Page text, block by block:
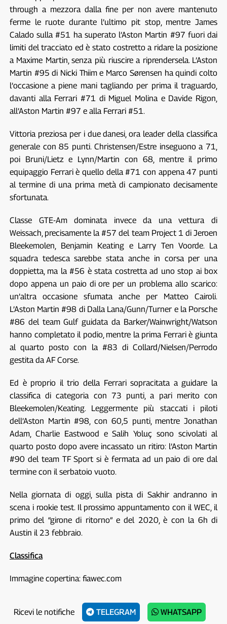
through a mezzora dalla fine per non avere mantenuto
ferme le ruote durante l’ultimo pit stop, mentre James
Calado sulla #51 ha superato l’Aston Martin #97 fuori dai
limiti del tracciato ed è stato costretto a ridare la posizione
a Maxime Martin, senza più riuscire a riprendersela. L’Aston
Martin #95 di Nicki Thiim e Marco Sørensen ha quindi colto
l’occasione a piene mani tagliando per prima il traguardo,
davanti alla Ferrari #71 di Miguel Molina e Davide Rigon,
all’Aston Martin #97 e alla Ferrari #51.
Vittoria preziosa per i due danesi, ora leader della classifica
generale con 85 punti. Christensen/Estre inseguono a 71,
poi Bruni/Lietz e Lynn/Martin con 68, mentre il primo
equipaggio Ferrari è quello della #71 con appena 47 punti
al termine di una prima metà di campionato decisamente
sfortunata.
Classe GTE-Am dominata invece da una vettura di
Weissach, precisamente la #57 del team Project 1 di Jeroen
Bleekemolen, Benjamin Keating e Larry Ten Voorde. La
squadra tedesca sarebbe stata anche in corsa per una
doppietta, ma la #56 è stata costretta ad uno stop ai box
dopo appena un paio di ore per un problema allo scarico:
un’altra occasione sfumata anche per Matteo Cairoli.
L’Aston Martin #98 di Dalla Lana/Gunn/Turner e la Porsche
#86 del team Gulf guidata da Barker/Wainwright/Watson
hanno completato il podio, mentre la prima Ferrari è giunta
al quarto posto con la #83 di Collard/Nielsen/Perrodo
gestita da AF Corse.
Ed è proprio il trio della Ferrari sopracitata a guidare la
classifica di categoria con 73 punti, a pari merito con
Bleekemolen/Keating. Leggermente più staccati i piloti
dell’Aston Martin #98, con 60,5 punti, mentre Jonathan
Adam, Charlie Eastwood e Salih Yoluç sono scivolati al
quarto posto dopo avere incassato un ritiro: l’Aston Martin
#90 del team TF Sport si è fermata ad un paio di ore dal
termine con il serbatoio vuoto.
Nella giornata di oggi, sulla pista di Sakhir andranno in
scena i rookie test. Il prossimo appuntamento con il WEC, il
primo del “girone di ritorno” e del 2020, è con la 6h di
Austin il 23 febbraio.
Classifica
Immagine copertina: fiawec.com
Ricevi le notifiche TELEGRAM WHATSAPP